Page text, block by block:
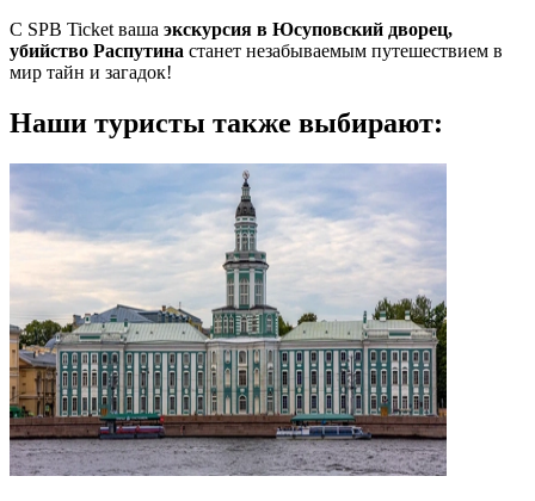
С SPB Ticket ваша экскурсия в Юсуповский дворец,
убийство Распутина станет незабываемым путешествием в
мир тайн и загадок!
Наши туристы также выбирают: